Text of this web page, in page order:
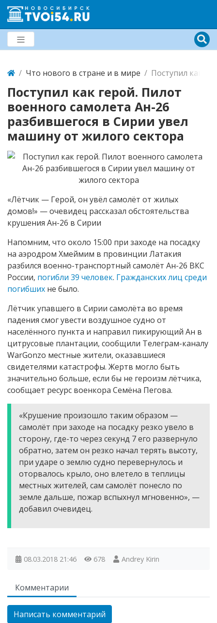
Что нового в стране и в мире Поступил как
Поступил как герой. Пилот
военного самолета Ан-26
разбившегося в Сирии увел
машину от жилого сектора
«Лётчик — Герой, он увёл самолёт от жилых
домов!» — очевидец рассказал обстоятельства
крушения Ан-26 в Сирии
Напомним, что около 15:00 при заходе на посадку
на аэродром Хмеймим в провинции Латакия
разбился военно-транспортный самолёт Ан-26 ВКС
России, погибли 39 человек. Гражданских лиц среди
погибших не было.
Лётчик упавшего в Сирии самолёта во время
падения смог увести воздушное судно от
населённого пункта и направил пикирующий Ан в
цитрусовые плантации, сообщили Телеграм-каналу
WarGonzo местные жители, оказавшиеся
свидетелями катастрофы. Жертв могло быть
значительно больше, если бы не героизм лётчика,
сообщает ресурс военкора Семёна Пегова.
«Крушение произошло таким образом —
самолёт при заходе на посадку резко увело в
сторону, где-то через секунд 7 его развернуло
обратно, затем он резко начал терять высоту,
при ударе о землю судно перевернулось и
оторвалось крыло, оно влетело в теплицы
местных жителей, сам самолёт понесло по
земле дальше, пожар вспыхнул мгновенно», —
добавил очевидец.
08.03.2018 21:46 678 Andrey Kirin
Комментарии
Написать комментарий